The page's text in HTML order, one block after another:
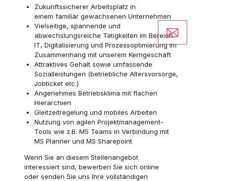
Zukunftssicherer Arbeitsplatz in
einem familiär gewachsenen Unternehmen
Vielseitige, spannende und
abwechslungsreiche Tätigkeiten im Bereich
IT, Digitalisierung und Prozessoptimierungim
Zusammenhang mit unserem Kerngeschäft
Attraktives Gehalt sowie umfassende
Sozialleistungen (betriebliche Altersvorsorge,
Jobticket etc.)
Angenehmes Betriebsklima mit flachen
Hierarchien
Gleitzeitregelung und mobiles Arbeiten
Nutzung von agilen Projektmanagement-
Tools wie z.B. MS Teams in Verbindung mit
MS Planner und MS Sharepoint
Wenn Sie an diesem Stellenangebot
interessiert sind, bewerben Sie sich online
oder senden Sie uns Ihre vollständigen